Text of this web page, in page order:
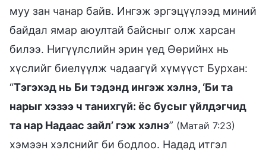
муу зан чанар байв. Ингэж эргэцүүлээд миний
байдал ямар аюултай байсныг олж харсан
билээ. Нигүүлслийн эрин үед Өөрийнх нь
хүслийг биелүүлж чадаагүй хүмүүст Бурхан:
“Тэгэхэд нь Би тэдэнд ингэж хэлнэ, ‘Би та
нарыг хэзээ ч танихгүй: ёс бусыг үйлдэгчид
та нар Надаас зайл’ гэж хэлнэ” (Матай 7:23)
хэмээн хэлснийг би бодлоо. Надад итгэл